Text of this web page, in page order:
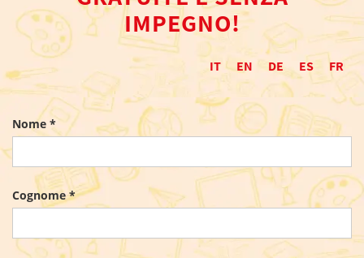
IMPEGNO!
IT EN DE ES FR
Nome *
Cognome *